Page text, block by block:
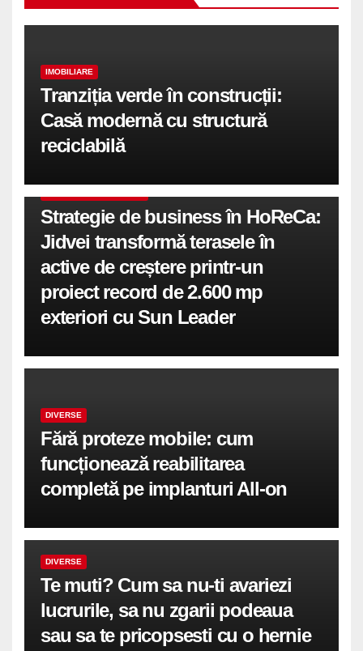
IMOBILIARE
Tranziția verde în construcții:
Casă modernă cu structură
reciclabilă
Strategie de business în HoReCa:
Jidvei transformă terasele în
active de creștere printr-un
proiect record de 2.600 mp
exteriori cu Sun Leader
DIVERSE
Fără proteze mobile: cum
funcționează reabilitarea
completă pe implanturi All-on
DIVERSE
Te muti? Cum sa nu-ti avariezi
lucrurile, sa nu zgarii podeaua
sau sa te pricopsesti cu o hernie